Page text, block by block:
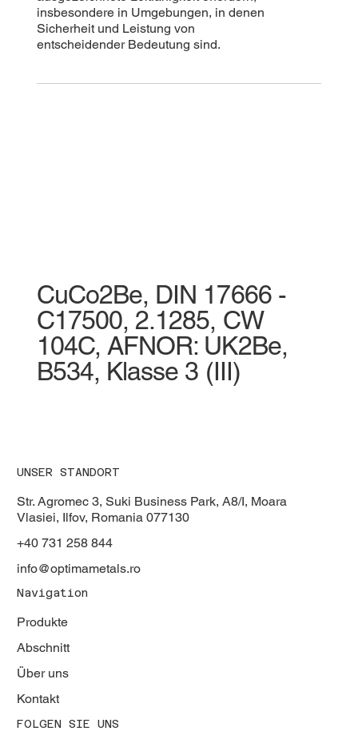
CuCo2Be, DIN 17666 -
C17500, 2.1285, CW
104C, AFNOR: UK2Be,
B534, Klasse 3 (III)
insbesondere in Umgebungen, in denen
Sicherheit und Leistung von
entscheidender Bedeutung sind.
UNSER STANDORT
Str. Agromec 3, Suki Business Park, A8/I, Moara
Vlasiei, Ilfov, Romania 077130
+40 731 258 844
info@optimametals.ro
Navigation
Produkte
Abschnitt
Über uns
Kontakt
FOLGEN SIE UNS